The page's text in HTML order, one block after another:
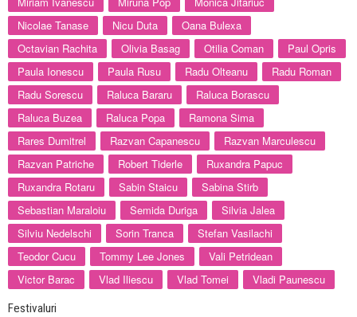
Nicolae Tanase
Nicu Duta
Oana Bulexa
Octavian Rachita
Olivia Basag Otilia Coman
Paul Opris
Paula Ionescu
Paula Rusu Radu Olteanu
Radu Roman
Radu Sorescu
Raluca Bararu
Raluca Borascu
Raluca Buzea
Raluca Popa
Ramona Sima
Rares Dumitrel
Razvan Capanescu
Razvan Marculescu
Razvan Patriche
Robert Tiderle
Ruxandra Papuc
Ruxandra Rotaru
Sabin Staicu
Sabina Stirb
Sebastian Maraloiu
Semida Duriga
Silvia Jalea
Silviu Nedelschi
Sorin Tranca
Stefan Vasilachi
Teodor Cucu
Tommy Lee Jones
Vali Petridean
Victor Barac
Vlad Iliescu Vlad Tomei Vladi Paunescu
Festivaluri